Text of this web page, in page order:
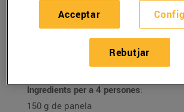
Galetes de col
coco
Ingredients per a 4 persones:
150 g de panela
Rebutjar
Acceptar